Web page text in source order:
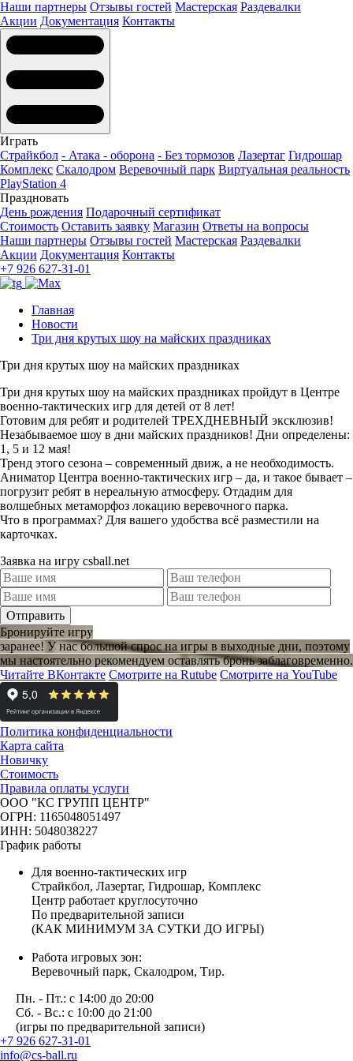
Наши партнеры Отзывы гостей Мастерская Раздевалки
Акции Документация Контакты
Играть
Страйкбол - Атака - оборона - Без тормозов Лазертаг Гидрошар
Комплекс Скалодром Веревочный парк Виртуальная реальность
PlayStation 4
Праздновать
День рождения Подарочный сертификат
Стоимость Оставить заявку Магазин Ответы на вопросы
Наши партнеры Отзывы гостей Мастерская Раздевалки
Акции Документация Контакты
+7 926 627-31-01
Главная
Новости
Три дня крутых шоу на майских праздниках
Три дня крутых шоу на майских праздниках
Три дня крутых шоу на майских праздниках пройдут в Центре
военно-тактических игр для детей от 8 лет!
Готовим для ребят и родителей ТРЕХДНЕВНЫЙ эксклюзив!
Незабываемое шоу в дни майских праздников! Дни определены:
1, 5 и 12 мая!
Тренд этого сезона – современный движ, а не необходимость.
Аниматор Центра военно-тактических игр – да, и такое бывает –
погрузит ребят в нереальную атмосферу. Отдадим для
волшебных метаморфоз локацию веревочного парка.
Что в программах? Для вашего удобства всё разместили на
карточках.
Заявка на игру csball.net
Отправить
Бронируйте игру
заранее! У нас большой спрос на игры в выходные дни, поэтому
мы настоятельно рекомендуем оставлять бронь заблаговременно.
Читайте ВКонтакте Смотрите на Rutube Смотрите на YouTube
Политика конфиденциальности
Карта сайта
Новичку
Стоимость
Правила оплаты услуги
ООО "КС ГРУПП ЦЕНТР"
ОГРН: 1165048051497
ИНН: 5048038227
График работы
Для военно-тактических игр
Страйкбол, Лазертаг, Гидрошар, Комплекс
Центр работает круглосуточно
По предварительной записи
(КАК МИНИМУМ ЗА СУТКИ ДО ИГРЫ)
Работа игровых зон:
Веревочный парк, Скалодром, Тир.
Пн. - Пт.: с 14:00 до 20:00
Сб. - Вс.: с 10:00 до 21:00
(игры по предварительной записи)
+7 926 627-31-01
info@cs-ball.ru